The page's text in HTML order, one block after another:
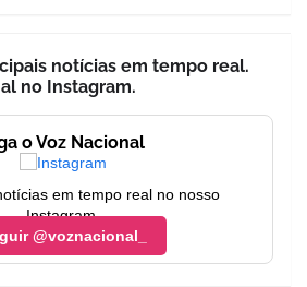
notícias em tempo real.
no Instagram.
o Voz Nacional
em tempo real no nosso
Instagram.
@voznacional_